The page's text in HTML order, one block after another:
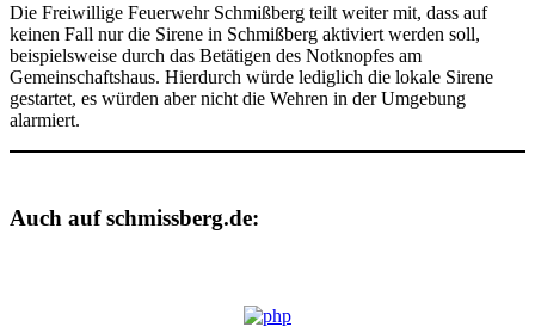
Die Freiwillige Feuerwehr Schmißberg teilt weiter mit, dass auf
keinen Fall nur die Sirene in Schmißberg aktiviert werden soll,
beispielsweise durch das Betätigen des Notknopfes am
Gemeinschaftshaus. Hierdurch würde lediglich die lokale Sirene
gestartet, es würden aber nicht die Wehren in der Umgebung
alarmiert.
Auch auf schmissberg.de: